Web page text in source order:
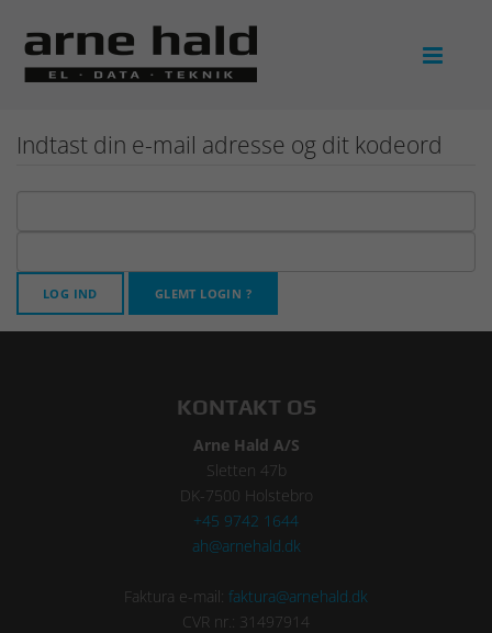

Indtast din e-mail adresse og dit kodeord
LOG IND GLEMT LOGIN ?
KONTAKT OS
Arne Hald A/S
Sletten 47b
DK-7500 Holstebro
+45 9742 1644
ah@arnehald.dk
Faktura e-mail: faktura@arnehald.dk
CVR nr.: 31497914